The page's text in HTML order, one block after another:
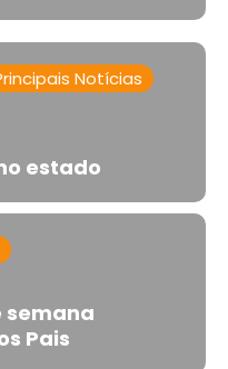
Notícias
estado
semana
Pais